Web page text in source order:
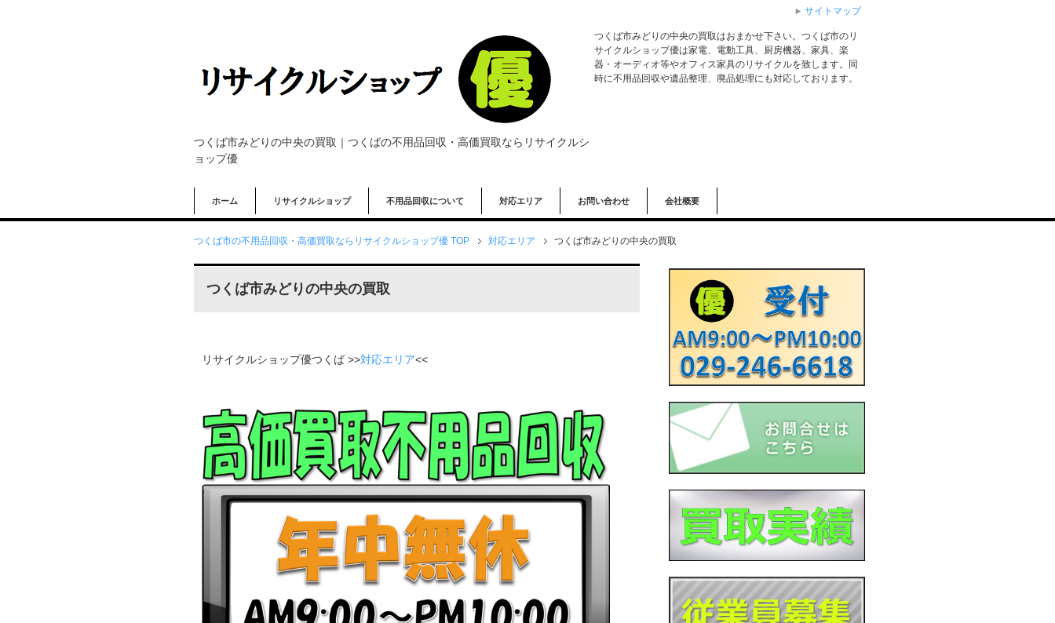
つくば市みどりの中央の買取｜つくばの不用品回収・高価買取ならリサイクルシ
ョップ優
つくば市みどりの中央の買取はおまかせ下さい。つくば市のリ
サイクルショップ優は家電、電動工具、厨房機器、家具、楽
器・オーディオ等やオフィス家具のリサイクルを致します。同
時に不用品回収や遺品整理、廃品処理にも対応しております。
ホーム リサイクルショップ 不用品回収について 対応エリア お問い合わせ 会社概要
つくば市の不用品回収・高価買取ならリサイクルショップ優 TOP 対応エリア つくば市みどりの中央の買取
つくば市みどりの中央の買取
リサイクルショップ優つくば >>対応エリア<<
サイトマップ